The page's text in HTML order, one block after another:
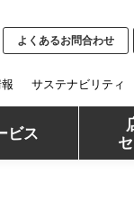
よくあるお問合わせ
ビス
サステナビリティ